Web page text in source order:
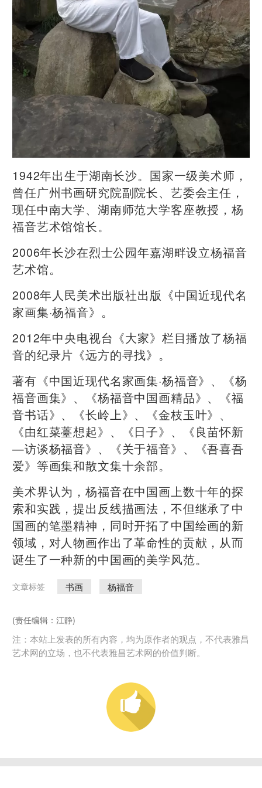
​1942年出生于湖南长沙。国家一级美术师，
曾任广州书画研究院副院长、艺委会主任，
现任中南大学、湖南师范大学客座教授，杨
福音艺术馆馆长。
2006年长沙在烈士公园年嘉湖畔设立杨福音
艺术馆。
2008年人民美术出版社出版《中国近现代名
家画集·杨福音》。
2012年中央电视台《大家》栏目播放了杨福
音的纪录片《远方的寻找》。
著有《中国近现代名家画集·杨福音》、《杨
福音画集》、《杨福音中国画精品》、《福
音书话》、《长岭上》、《金枝玉叶》、
《由红菜薹想起》、《日子》、《良苗怀新
—访谈杨福音》、《关于福音》、《吾喜吾
爱》等画集和散文集十余部。
美术界认为，杨福音在中国画上数十年的探
索和实践，提出反线描画法，不但继承了中
国画的笔墨精神，同时开拓了中国绘画的新
领域，对人物画作出了革命性的贡献，从而
诞生了一种新的中国画的美学风范。
文章标签 书画 杨福音
(责任编辑：江静)
注：本站上发表的所有内容，均为原作者的观点，不代表雅昌
艺术网的立场，也不代表雅昌艺术网的价值判断。